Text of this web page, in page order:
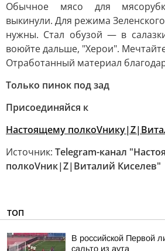
Обычное мясо для
выкинули. Для режима
нужны. Стал обузой — в
воюйте дальше, "Херои".
Отработанный материал
Только пинок под зад
Присоединяйся к
Настоящему
Источник: Telegram-канал
полкоVник|Z|Виталий Киселев"
ТОП
В российской Первой
сальто из аута